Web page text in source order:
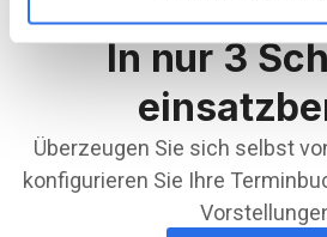
In nur 3
Überzeugen Sie sich selbst
konfigurieren Sie Ihre